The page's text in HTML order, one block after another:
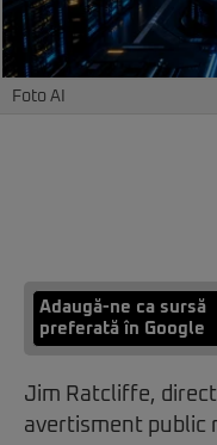
Foto AI
Adaugă-ne ca sursă
preferată în Google
Jim Ratcliffe,
avertisment public